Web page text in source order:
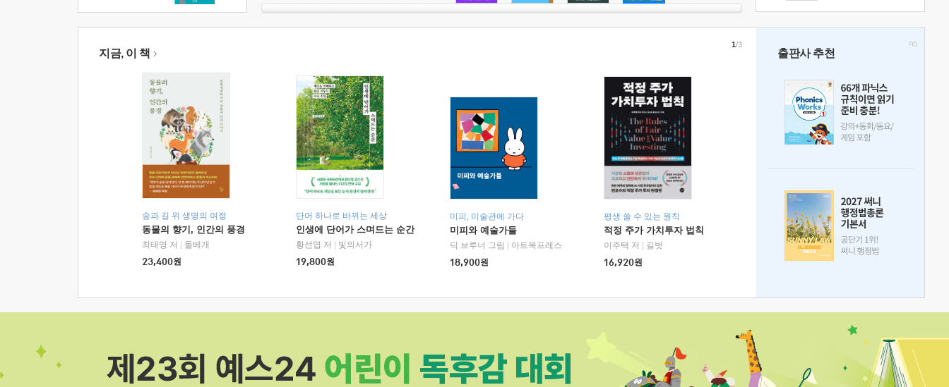
지금, 이 책
숲과 길 위 생명의 여정
동물의 향기, 인간의 풍경
최태영 저
돌베개
23,400원
단어 하나로 바뀌는 세상
인생에 단어가 스며드는 순간
황선엽 저
빛의서가
19,800원
미피, 미술관에 가다
미피와 예술가들
딕 브루너 그림
아트북프레스
18,900원
평생 쓸 수 있는 원칙
적정 주가 가치투자 법칙
이주택 저
길벗
16,920원
1/3
출판사 추천